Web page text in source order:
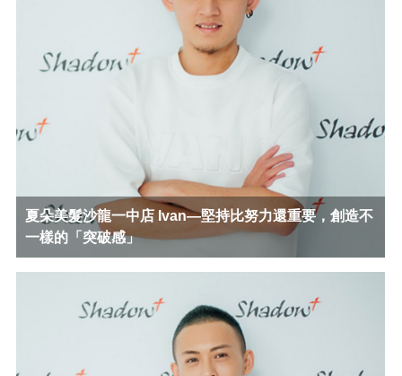
夏朵美髮沙龍一中店 Ivan—堅持比努力還重要，創造不
一樣的「突破感」